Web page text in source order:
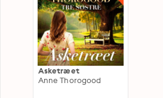
Asketræet
Anne Thorogood